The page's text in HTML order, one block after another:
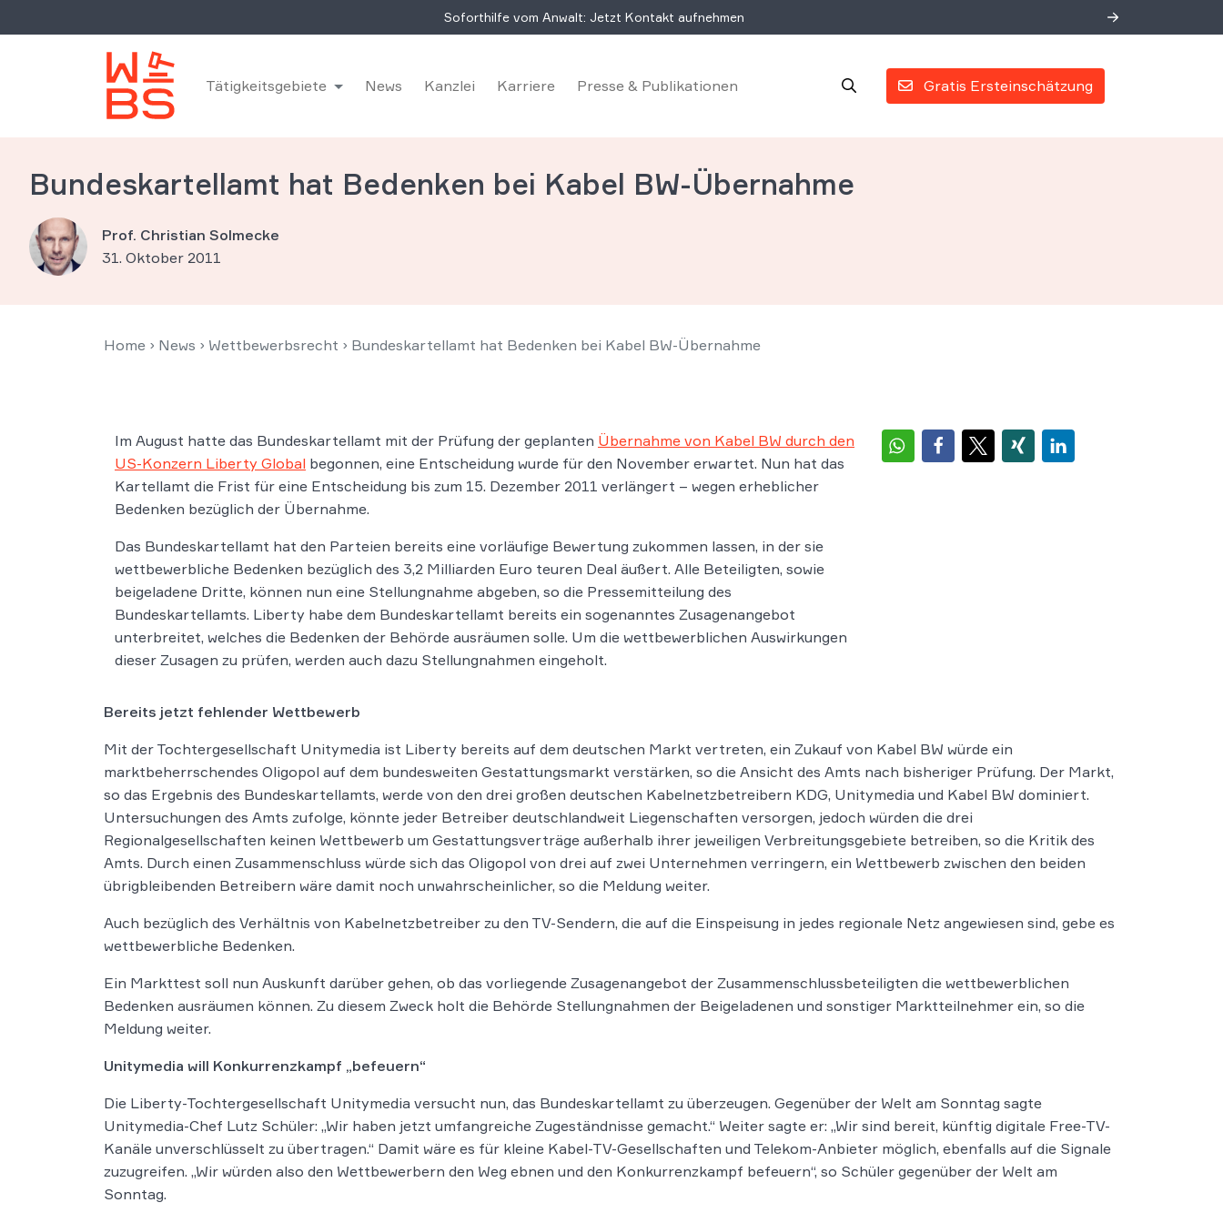
Soforthilfe vom Anwalt: Jetzt Kontakt aufnehmen
Gratis Ersteinschätzung
Tätigkeitsgebiete News Kanzlei Karriere Presse & Publikationen
Bundeskartellamt hat Bedenken bei Kabel BW-Übernahme
Prof. Christian Solmecke
31. Oktober 2011
Home › News › Wettbewerbsrecht › Bundeskartellamt hat Bedenken bei Kabel BW-Übernahme
Im August hatte das Bundeskartellamt mit der Prüfung der geplanten Übernahme von Kabel BW durch den
US-Konzern Liberty Global begonnen, eine Entscheidung wurde für den November erwartet. Nun hat das
Kartellamt die Frist für eine Entscheidung bis zum 15. Dezember 2011 verlängert – wegen erheblicher
Bedenken bezüglich der Übernahme.
Das Bundeskartellamt hat den Parteien bereits eine vorläufige Bewertung zukommen lassen, in der sie
wettbewerbliche Bedenken bezüglich des 3,2 Milliarden Euro teuren Deal äußert. Alle Beteiligten, sowie
beigeladene Dritte, können nun eine Stellungnahme abgeben, so die Pressemitteilung des
Bundeskartellamts. Liberty habe dem Bundeskartellamt bereits ein sogenanntes Zusagenangebot
unterbreitet, welches die Bedenken der Behörde ausräumen solle. Um die wettbewerblichen Auswirkungen
dieser Zusagen zu prüfen, werden auch dazu Stellungnahmen eingeholt.
Bereits jetzt fehlender Wettbewerb
Mit der Tochtergesellschaft Unitymedia ist Liberty bereits auf dem deutschen Markt vertreten, ein Zukauf von Kabel BW würde ein
marktbeherrschendes Oligopol auf dem bundesweiten Gestattungsmarkt verstärken, so die Ansicht des Amts nach bisheriger Prüfung. Der Markt,
so das Ergebnis des Bundeskartellamts, werde von den drei großen deutschen Kabelnetzbetreibern KDG, Unitymedia und Kabel BW dominiert.
Untersuchungen des Amts zufolge, könnte jeder Betreiber deutschlandweit Liegenschaften versorgen, jedoch würden die drei
Regionalgesellschaften keinen Wettbewerb um Gestattungsverträge außerhalb ihrer jeweiligen Verbreitungsgebiete betreiben, so die Kritik des
Amts. Durch einen Zusammenschluss würde sich das Oligopol von drei auf zwei Unternehmen verringern, ein Wettbewerb zwischen den beiden
übrigbleibenden Betreibern wäre damit noch unwahrscheinlicher, so die Meldung weiter.
Auch bezüglich des Verhältnis von Kabelnetzbetreiber zu den TV-Sendern, die auf die Einspeisung in jedes regionale Netz angewiesen sind, gebe es
wettbewerbliche Bedenken.
Ein Markttest soll nun Auskunft darüber gehen, ob das vorliegende Zusagenangebot der Zusammenschlussbeteiligten die wettbewerblichen
Bedenken ausräumen können. Zu diesem Zweck holt die Behörde Stellungnahmen der Beigeladenen und sonstiger Marktteilnehmer ein, so die
Meldung weiter.
Unitymedia will Konkurrenzkampf „befeuern“
Die Liberty-Tochtergesellschaft Unitymedia versucht nun, das Bundeskartellamt zu überzeugen. Gegenüber der Welt am Sonntag sagte
Unitymedia-Chef Lutz Schüler: „Wir haben jetzt umfangreiche Zugeständnisse gemacht.“ Weiter sagte er: „Wir sind bereit, künftig digitale Free-TV-
Kanäle unverschlüsselt zu übertragen.“ Damit wäre es für kleine Kabel-TV-Gesellschaften und Telekom-Anbieter möglich, ebenfalls auf die Signale
zuzugreifen. „Wir würden also den Wettbewerbern den Weg ebnen und den Konkurrenzkampf befeuern“, so Schüler gegenüber der Welt am
Sonntag.